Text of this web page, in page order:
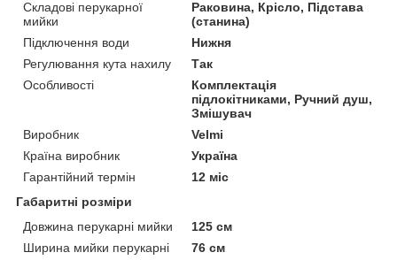
Складові перукарної
мийки
Раковина, Крісло, Підстава
(станина)
Підключення води
Нижня
Регулювання кута нахилу
Так
Особливості
Комплектація
підлокітниками, Ручний душ,
Змішувач
Виробник
Velmi
Країна виробник
Україна
Гарантійний термін
12 міс
Габаритні розміри
Довжина перукарні мийки
125 см
Ширина мийки перукарні
76 см